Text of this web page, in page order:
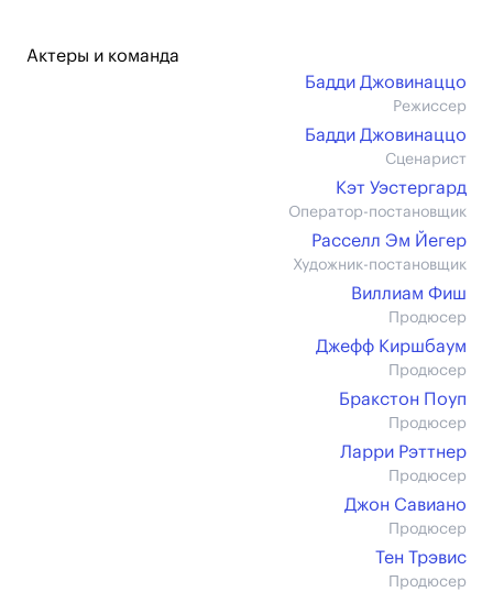
Актеры и команда
Бадди Джовинаццо
Режиссер
Бадди Джовинаццо
Сценарист
Кэт Уэстергард
Оператор-постановщик
Расселл Эм Йегер
Художник-постановщик
Виллиам Фиш
Продюсер
Джефф Киршбаум
Продюсер
Бракстон Поуп
Продюсер
Ларри Рэттнер
Продюсер
Джон Савиано
Продюсер
Тен Трэвис
Продюсер